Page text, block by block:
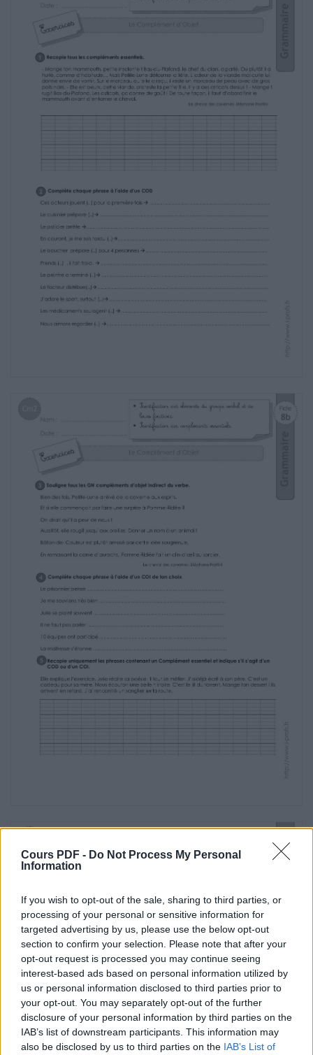
Cours PDF - Do Not Process My Personal
Information
If you wish to opt-out of the sale, sharing to third parties, or
processing of your personal or sensitive information for
targeted advertising by us, please use the below opt-out
section to confirm your selection. Please note that after your
opt-out request is processed you may continue seeing
interest-based ads based on personal information utilized by
us or personal information disclosed to third parties prior to
your opt-out. You may separately opt-out of the further
disclosure of your personal information by third parties on the
IAB’s list of downstream participants. This information may
also be disclosed by us to third parties on the IAB’s List of
Le Complément d’Objet
Grammaire
Ce1
donne envie de vomir. Sur le morceau qu’elle a
reçu, il reste un morceau de peau avec de gros
poils noirs. - Elle est beurk, cette viande, proteste
la petite fille. Il y a des asticots dessus ! - Mange !
rugit Bas-du-Plafond. Les asticots, ça donne du
goût ! De toute façon, il faut d’abord finir le
mammouth avant d’entamer le cheval.
Le cheval des cavernes- Stéphane Frattini
2 Complète chaque phrase à l’aide d’un COD
Ces acteurs jouent (..) pour la première fois
En courant, je me suis tordu (..)
………………………………………………….……………..………….……
Le boucher prépare (..) pour 4 personnes
…………………………………………………………………
…………………………………………………………………………………………
Le peintre a terminé (..)
…………………………………………………………………………………………
Le facteur distribue(..)
……………………………………………………………………………………………
J’adore le sport, surtout (..)
…………………………………………………………………………………….
Les médicaments soulagent (..)
………………………………………………………………………………
Nous aimons regarder (..)
…………………………………………………………………………………….….
http://www.i-profs.fr
Cm2
• Identification des éléments du groupe verbal et
indirect du verbe.
8b
Grammaire
Ce1
Bien des fois, Petite-Lune a rêvé de la caverne aux
esprits.
Et si elle commençait par faire une surprise à
Pomme-Ridée ?